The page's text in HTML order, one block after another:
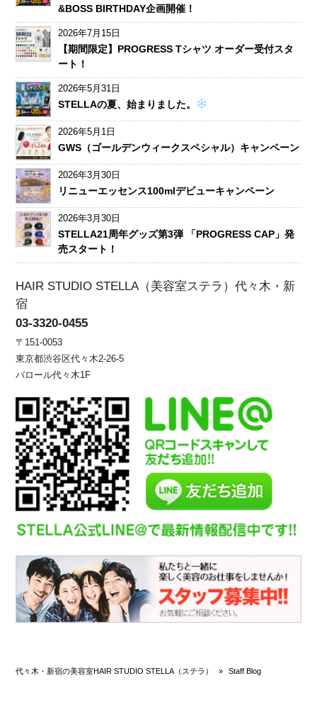
&BOSS BIRTHDAY企画開催！
2026年7月15日
【期間限定】PROGRESS Tシャツ オーダー受付スタ
ート！
2026年5月31日
STELLAの夏、始まりました。
2026年5月1日
GWS（ゴールデンウィークスペシャル）キャンペーン
2026年3月30日
リニューエッセンス100mlデビューキャンペーン
2026年3月30日
STELLA21周年グッズ第3弾 「PROGRESS CAP」発
売スタート！
HAIR STUDIO STELLA（美容室ステラ）代々木・新
宿
03-3320-0455
〒151-0053
東京都渋谷区代々木2-26-5
バロール代々木1F
代々木・新宿の美容室HAIR STUDIO STELLA（ステラ） » Staff Blog